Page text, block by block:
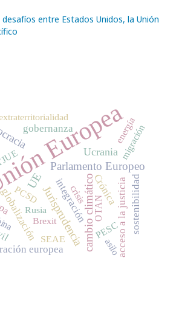
entre Estados Unidos, la Unión
Europea
Parlamento Europeo
UE cambio climático
Jurisprudencia
Ucrania
Crónica
integración
gobernanza
acceso a la justicia
globalización
europea
sostenibilidad
migración
crisis
PCSD
Rusia
Brexit PESC
energía
OTAN
SEAE asilo